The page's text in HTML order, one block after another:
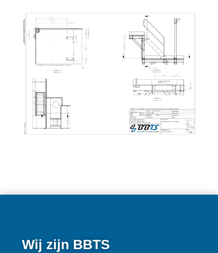
Wij zijn BBTS